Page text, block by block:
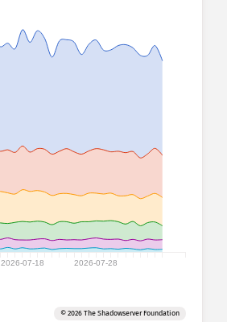
2026-07-18 2026-07-28
© 2026 The Shadowserver Foundation